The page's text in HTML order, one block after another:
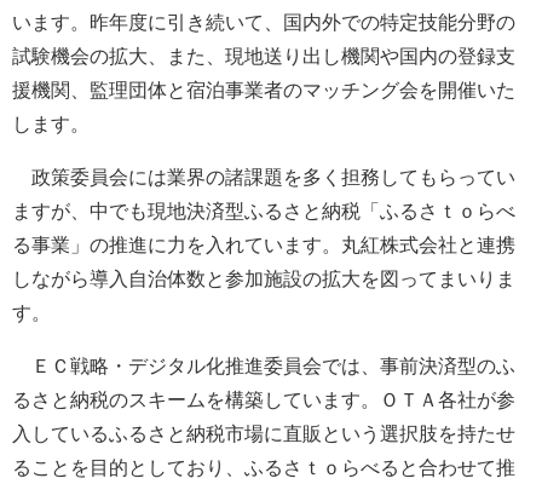
います。昨年度に引き続いて、国内外での特定技能分野の
試験機会の拡大、また、現地送り出し機関や国内の登録支
援機関、監理団体と宿泊事業者のマッチング会を開催いた
します。
政策委員会には業界の諸課題を多く担務してもらってい
ますが、中でも現地決済型ふるさと納税「ふるさｔｏらべ
る事業」の推進に力を入れています。丸紅株式会社と連携
しながら導入自治体数と参加施設の拡大を図ってまいりま
す。
ＥＣ戦略・デジタル化推進委員会では、事前決済型のふ
るさと納税のスキームを構築しています。ＯＴＡ各社が参
入しているふるさと納税市場に直販という選択肢を持たせ
ることを目的としており、ふるさｔｏらべると合わせて推